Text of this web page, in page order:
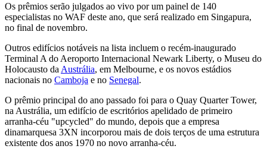
Os prêmios serão julgados ao vivo por um painel de 140
especialistas no WAF deste ano, que será realizado em Singapura,
no final de novembro.
Outros edifícios notáveis ​​na lista incluem o recém-inaugurado
Terminal A do Aeroporto Internacional Newark Liberty, o Museu do
Holocausto da Austrália, em Melbourne, e os novos estádios
nacionais no Camboja e no Senegal.
O prêmio principal do ano passado foi para o Quay Quarter Tower,
na Austrália, um edifício de escritórios apelidado de primeiro
arranha-céu "upcycled" do mundo, depois que a empresa
dinamarquesa 3XN incorporou mais de dois terços de uma estrutura
existente dos anos 1970 no novo arranha-céu.